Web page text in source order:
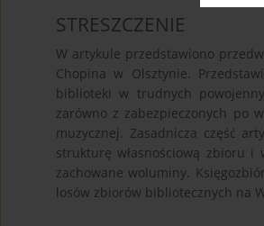
STRESZCZENIE
W artykule przedstawiono
Chopina w Olsztynie.
biblioteki w trudnych
zarówno z zabezpieczonych po
muzycznej. Zasadnicza część
strukturę własnościową zbioru i
zachowane woluminy.
losów zbiorów bibliotecznych na